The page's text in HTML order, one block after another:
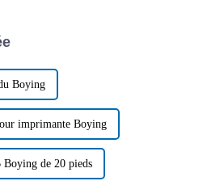
Boying
imprimante Boying
de 20 pieds